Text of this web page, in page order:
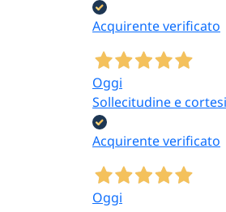
Acquirente verificato
Oggi
Sollecitudine e
Acquirente verificato
Oggi